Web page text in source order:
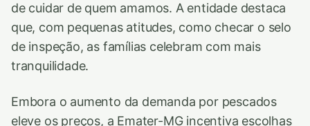
de cuidar de quem amamos. A entidade destaca
que, com pequenas atitudes, como checar o selo
de inspeção, as famílias celebram com mais
tranquilidade.
Embora o aumento da demanda por pescados
eleve os preços, a Emater-MG incentiva escolhas